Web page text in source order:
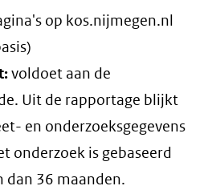
op kos.nijmegen.nl
voldoet aan de
. Uit de rapportage blijkt
en onderzoeksgegevens
onderzoek is gebaseerd
dan 36 maanden.